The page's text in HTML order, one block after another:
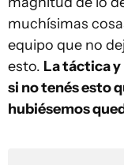
muchísimas
equipo que no
esto. La táctica
si no tenés esto
hubiésemos